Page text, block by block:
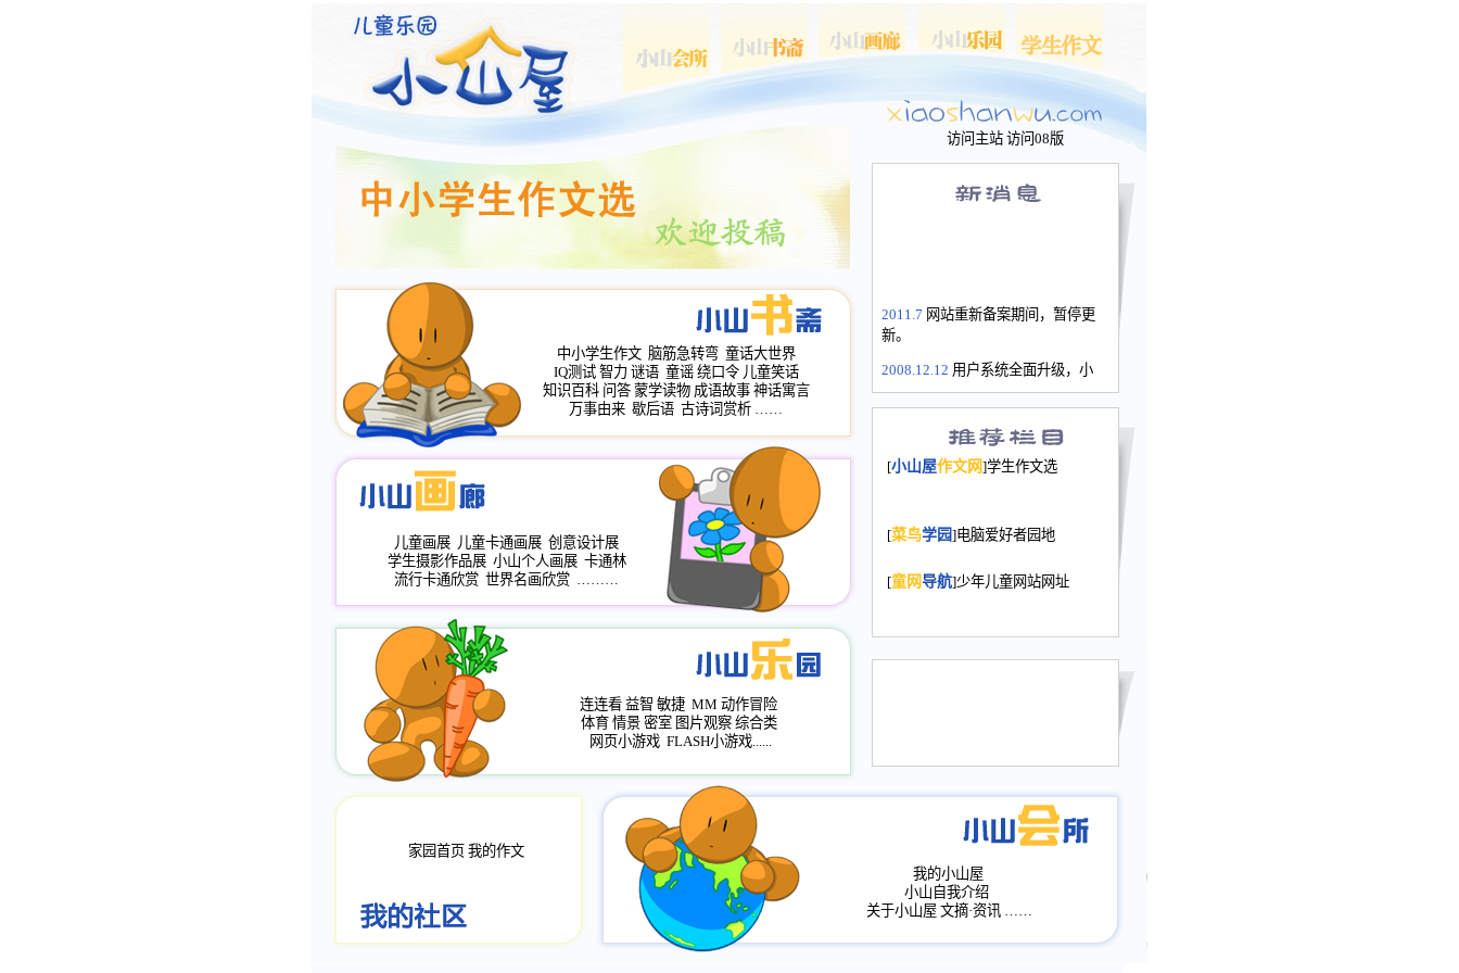
访问主站 访问08版
2011.7 网站重新备案期间，暂停更
新。
2008.12.12 用户系统全面升级，小
长会、家园网－个人空间，用户一
次注册全部通行。
2008.12.12家园网正式运行，域
年，2009版提前启用，小山屋全面
小山画廊均增加多个新栏目。。
评分、顶功能，作文宝典改版。
[小山屋作文网]学生作文选
[菜鸟学园]电脑爱好者园地
[童网导航]少年儿童网站网址
中小学生作文 脑筋急转弯 童话大世界
IQ测试 智力 谜语 童谣 绕口令 儿童笑话
知识百科 问答 蒙学读物 成语故事 神话寓言
万事由来 歇后语 古诗词赏析 ……
儿童画展 儿童卡通画展 创意设计展
学生摄影作品展 小山个人画展 卡通林
流行卡通欣赏 世界名画欣赏 ………
连连看 益智 敏捷 MM 动作冒险
体育 情景 密室 图片观察 综合类
网页小游戏 FLASH小游戏......
家园首页 我的作文
我的小山屋
小山自我介绍
关于小山屋 文摘·资讯 ……